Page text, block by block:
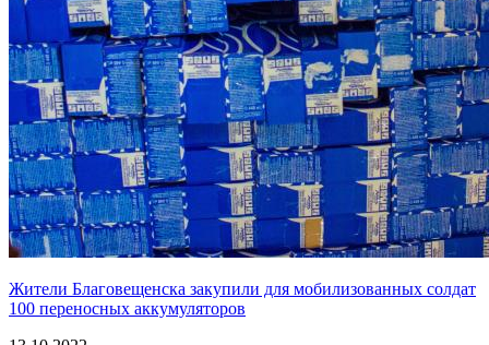
Жители Благовещенска закупили для мобилизованных солдат
100 переносных аккумуляторов